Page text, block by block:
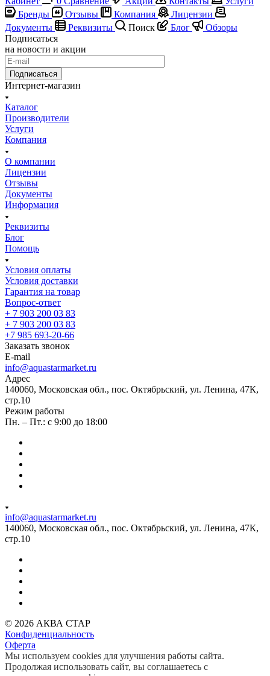
Бренды
Отзывы Компания
Лицензии
Документы
Реквизиты Поиск Блог
Обзоры
Подписаться
на новости и акции
Подписаться
Интернет-магазин
Каталог
Производители
Услуги
Компания
О компании
Лицензии
Отзывы
Документы
Информация
Реквизиты
Блог
Помощь
Условия оплаты
Условия доставки
Гарантия на товар
Вопрос-ответ
+ 7 903 200 03 83
+ 7 903 200 03 83
+7 985 693-20-66
Заказать звонок
E-mail
info@aquastarmarket.ru
Адрес
140060, Московская обл., пос. Октябрьский, ул. Ленина, 47К,
стр.10
Режим работы
Пн. – Пт.: с 9:00 до 18:00
info@aquastarmarket.ru
140060, Московская обл., пос. Октябрьский, ул. Ленина, 47К,
стр.10
© 2026 АКВА СТАР
Конфиденциальность
Оферта
Мы используем cookies для улучшения работы сайта.
Продолжая использовать сайт, вы соглашаетесь с